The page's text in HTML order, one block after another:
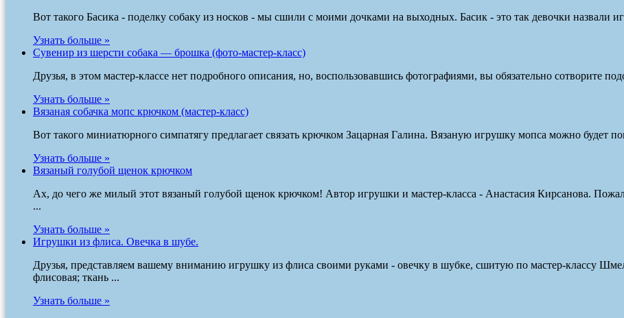
Вот такого Басика - поделку собаку из носков - мы сшили с моими дочками на выходных. Басик - это так девочки
Узнать больше »
Сувенир из шерсти собака — брошка (фото-мастер-класс)
Друзья, в этом мастер-классе нет подробного описания, но, воспользовавшись фотографиями, вы обязательно сотворите
Узнать больше »
Вязаная собачка мопс крючком (мастер-класс)
Вот такого миниатюрного симпатягу предлагает связать крючком Зацарная Галина. Вязаную игрушку мопса можно будет
Узнать больше »
Вязаный голубой щенок крючком
Ах, до чего же милый этот вязаный голубой щенок крючком! Автор игрушки и мастер-класса - Анастасия Кирсанова.
...
Узнать больше »
Игрушки из флиса. Овечка в шубе.
Друзья, представляем вашему вниманию игрушку из флиса своими руками - овечку в шубке, сшитую по мастер-классу
флисовая; ткань ...
Узнать больше »